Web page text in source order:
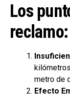
Los
reclamo:
metro de
Efecto